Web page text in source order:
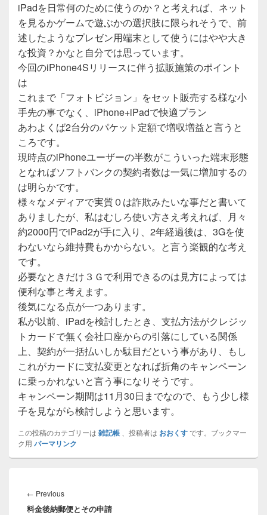
iPadを日常何のために使うのか？と考えれば、ネット
を見るかゲームで遊ぶかの選択肢に限られそうで、前
述したようなプレゼン用端末として使うにはやや大き
な投資？かなと自分では思っています。
今回のiPhone4Sリリースに伴う拡販施策のポイント
は
これまで「フォトビジョン」をセット販売する様な小
手先の事でなく、iPhone+iPadで快適プラン
あわよくば2台分のパケット定額で増収増益と言うと
ころです。
現時点のiPhoneユーザーの半数がこういった端末形態
となればソフトバンクの契約者数は一気に増加するの
は明らかです。
様々なメディアで実質０は詐欺みたいな事だと書いて
ありましたが、私はむしろ使い方さえ考えれば、月々
約2000円でiPad2が手に入り、2年経過後は、3Gを使
わないなら維持費もかからない。と言う楽観的な考え
です。
必要なときだけ３Ｇで利用できるのは見方によっては
便利な事と考えます。
後気になる点が一つあります。
私が以前、iPadを検討したとき、支払方法がクレジッ
トカードで無く会社口座からの引落にしている関係
上、契約が一括払いしか駄目だという事があり、もし
これがカードに支払変更となれば折角のキャンペーン
に乗っかれないと言う事になりそうです。
キャンペーン期間は11月30日までなので、もう少し様
子を見ながら検討しようと思います。
この投稿のカテゴリーは 雑記帳 、投稿者は おおくすです。ブックマー
ク用 パーマリンク
稿
ナ
← PreviousPrevious
post:
料金後納郵便とその申請